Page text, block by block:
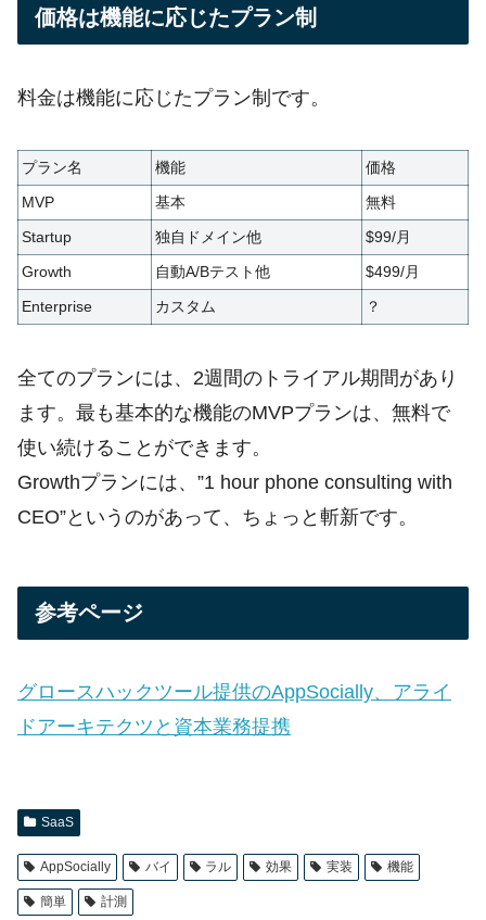
価格は機能に応じたプラン制
料金は機能に応じたプラン制です。
プラン名 機能
価格
MVP
基本
無料
Startup
独自ドメイン他
$99/月
Growth
自動A/Bテスト他
$499/月
Enterprise
カスタム ？
全てのプランには、2週間のトライアル期間があり
ます。最も基本的な機能のMVPプランは、無料で
使い続けることができます。
Growthプランには、”1 hour phone consulting with
CEO”というのがあって、ちょっと斬新です。
参考ページ
グロースハックツール提供のAppSocially、アライ
ドアーキテクツと資本業務提携
SaaS
AppSocially バイ ラル 効果 実装 機能
簡単 計測